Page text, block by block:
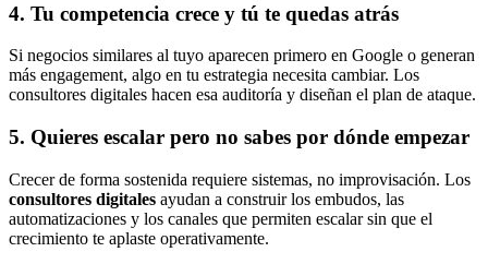
4. Tu competencia crece y tú te quedas atrás
Si negocios similares al tuyo aparecen primero en Google o generan
más engagement, algo en tu estrategia necesita cambiar. Los
consultores digitales hacen esa auditoría y diseñan el plan de ataque.
5. Quieres escalar pero no sabes por dónde empezar
Crecer de forma sostenida requiere sistemas, no improvisación. Los
consultores digitales ayudan a construir los embudos, las
automatizaciones y los canales que permiten escalar sin que el
crecimiento te aplaste operativamente.